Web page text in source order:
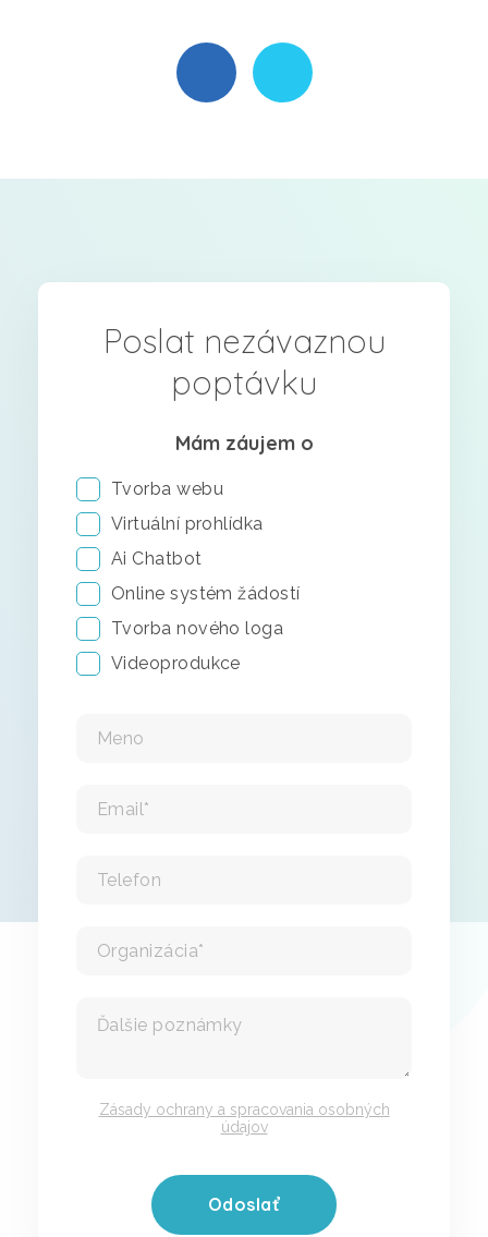
Poslat nezávaznou
poptávku
Mám záujem o
Tvorba webu
Virtuální prohlídka
Ai Chatbot
Online systém žádostí
Tvorba nového loga
Videoprodukce
Zásady ochrany a spracovania osobných
údajov